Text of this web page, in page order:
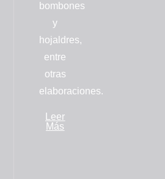
bombones
y
hojaldres,
entre
otras
elaboraciones.
Leer
Más